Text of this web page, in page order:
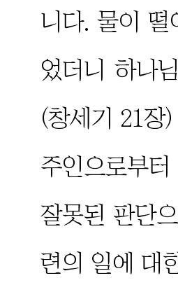
니다. 물이
었더니 하나
(창세기 21장)
주인으로부
잘못된 판단
련의 일에 대